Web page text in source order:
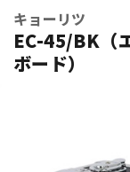
キョーリツ
EC-45/BK（
ボード）